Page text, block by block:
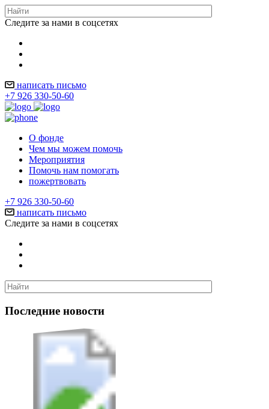
Следите за нами в соцсетях
написать письмо
+7 926 330-50-60
О фонде
Чем мы можем помочь
Мероприятия
Помочь нам помогать
пожертвовать
+7 926 330-50-60
написать письмо
Следите за нами в соцсетях
Последние новости